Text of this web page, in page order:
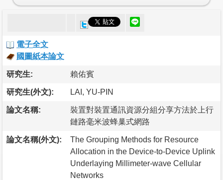
電子全文
國圖紙本論文
研究生: 賴佑賓
研究生(外文): LAI, YU-PIN
論文名稱:
裝置對裝置通訊資源分組分享方法於上行
鏈路毫米波蜂巢式網路
論文名稱(外文):
The Grouping Methods for Resource
Allocation in the Device-to-Device Uplink
Underlaying Millimeter-wave Cellular
Networks